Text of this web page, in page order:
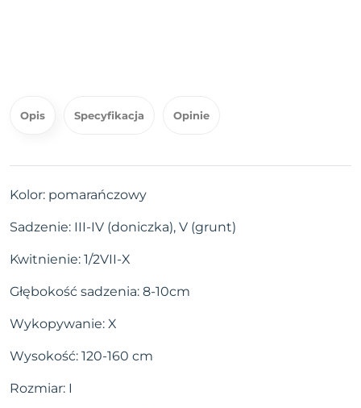
Opis Specyfikacja Opinie
Kolor: pomarańczowy
Sadzenie: III-IV (doniczka), V (grunt)
Kwitnienie: 1/2VII-X
Głębokość sadzenia: 8-10cm
Wykopywanie: X
Wysokość: 120-160 cm
Rozmiar: I